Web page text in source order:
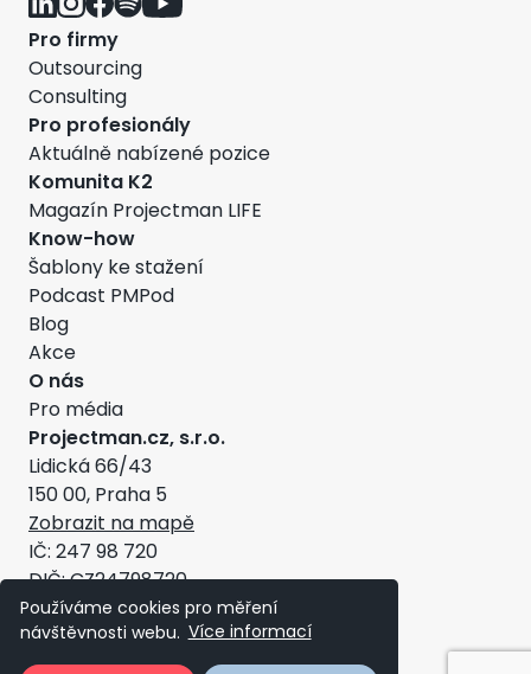
Používáme cookies pro měření
návštěvnosti webu. Více informací
Projectman.cz, s.r.o.
Lidická 66/43
150 00, Praha 5
Zobrazit na mapě
IČ: 247 98 720
DIČ: CZ24798720
Všeobecné obchodní podmínky
Pro firmy
Outsourcing
Consulting
Pro profesionály
Aktuálně nabízené pozice
Komunita K2
Magazín Projectman LIFE
Know-how
Šablony ke stažení
Podcast PMPod
Blog
Akce
O nás
Pro média